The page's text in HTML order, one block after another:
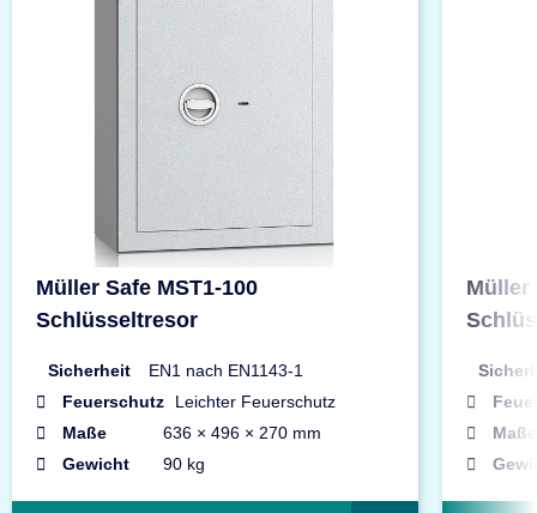
Müller Safe MST1-100
Schlüsseltresor
Sicherheit
EN1 nach EN1143-1
Feuerschutz
Leichter Feuerschutz
Maße
636 × 496 × 270 mm
Gewicht
90 kg
Müller
Maße